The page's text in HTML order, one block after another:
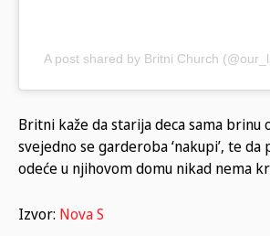
A post shared by Britni Church
Britni kaže da starija deca sama brinu
svejedno se garderoba ‘nakupi’, te
odeće u njihovom domu nikad nema
Izvor: Nova S